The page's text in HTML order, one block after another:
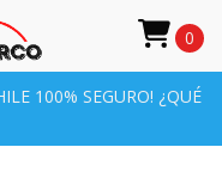
100% SEGURO! ¿QUÉ
0